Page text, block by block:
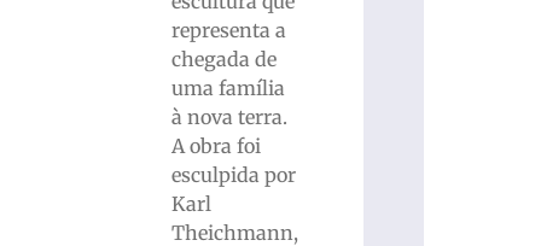
representa a
chegada de
uma família
à nova terra.
A obra foi
esculpida por
Karl
Theichmann,